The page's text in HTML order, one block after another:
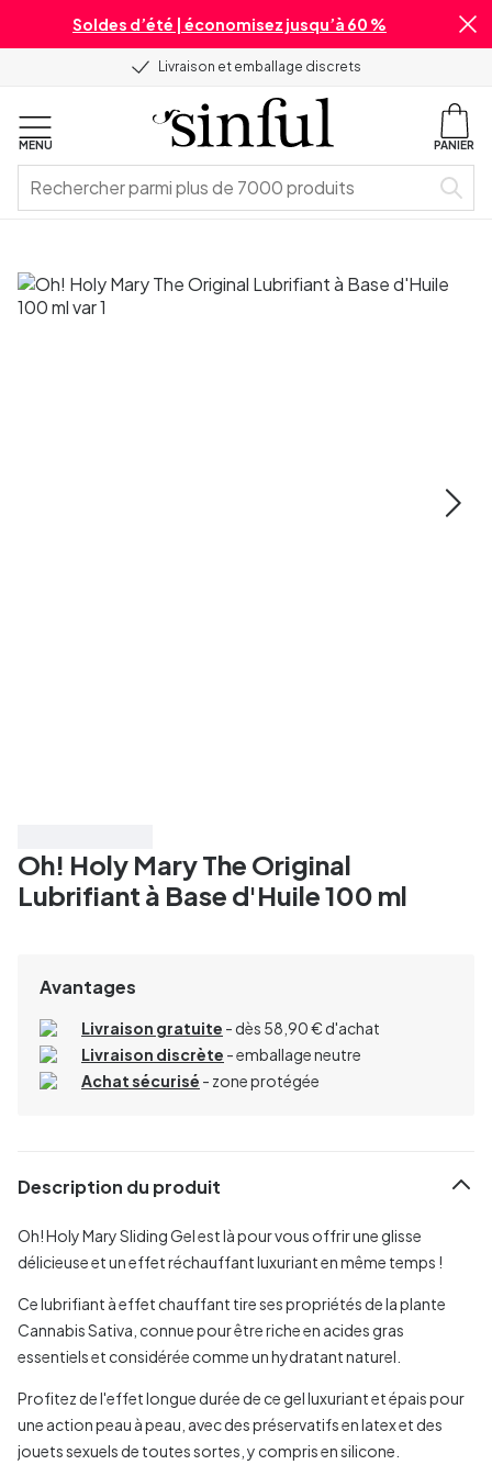
Soldes d’été | économisez jusqu’à 60 %
Livraison et emballage discrets
MENU PANIER
Oh! Holy Mary The Original
Lubrifiant à Base d'Huile 100 ml
Avantages
Livraison gratuite - dès 58,90 € d'achat
Livraison discrète - emballage neutre
Achat sécurisé - zone protégée
Description du produit
Oh! Holy Mary Sliding Gel est là pour vous offrir une glisse
délicieuse et un effet réchauffant luxuriant en même temps !
Ce lubrifiant à effet chauffant tire ses propriétés de la plante
Cannabis Sativa, connue pour être riche en acides gras
essentiels et considérée comme un hydratant naturel.
Profitez de l'effet longue durée de ce gel luxuriant et épais pour
une action peau à peau, avec des préservatifs en latex et des
jouets sexuels de toutes sortes, y compris en silicone.